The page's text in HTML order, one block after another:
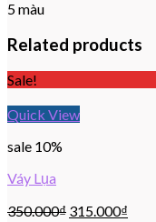
5 màu
Related products
Sale!
Quick View
sale 10%
Váy Lụa
350.000₫ 315.000₫